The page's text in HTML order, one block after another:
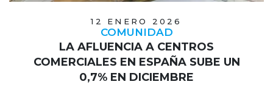
12 ENERO 2026
COMUNIDAD
LA AFLUENCIA A CENTROS
COMERCIALES EN ESPAÑA SUBE UN
0,7% EN DICIEMBRE